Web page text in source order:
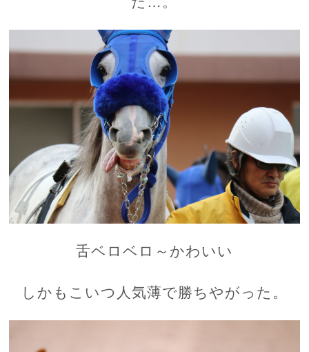
舌ベロベロ～かわいい
しかもこいつ人気薄で勝ちやがった。